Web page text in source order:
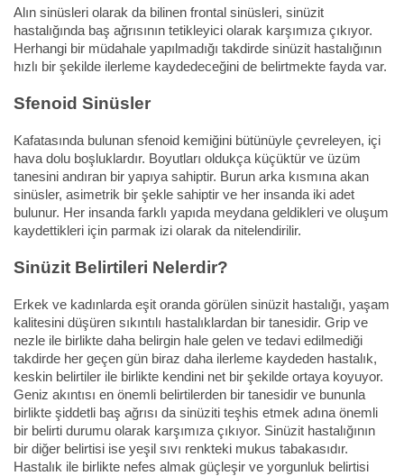
Alın sinüsleri olarak da bilinen frontal sinüsleri, sinüzit
hastalığında baş ağrısının tetikleyici olarak karşımıza çıkıyor.
Herhangi bir müdahale yapılmadığı takdirde sinüzit hastalığının
hızlı bir şekilde ilerleme kaydedeceğini de belirtmekte fayda var.
Sfenoid Sinüsler
Kafatasında bulunan sfenoid kemiğini bütünüyle çevreleyen, içi
hava dolu boşluklardır. Boyutları oldukça küçüktür ve üzüm
tanesini andıran bir yapıya sahiptir. Burun arka kısmına akan
sinüsler, asimetrik bir şekle sahiptir ve her insanda iki adet
bulunur. Her insanda farklı yapıda meydana geldikleri ve oluşum
kaydettikleri için parmak izi olarak da nitelendirilir.
Sinüzit Belirtileri Nelerdir?
Erkek ve kadınlarda eşit oranda görülen sinüzit hastalığı, yaşam
kalitesini düşüren sıkıntılı hastalıklardan bir tanesidir. Grip ve
nezle ile birlikte daha belirgin hale gelen ve tedavi edilmediği
takdirde her geçen gün biraz daha ilerleme kaydeden hastalık,
keskin belirtiler ile birlikte kendini net bir şekilde ortaya koyuyor.
Geniz akıntısı en önemli belirtilerden bir tanesidir ve bununla
birlikte şiddetli baş ağrısı da sinüziti teşhis etmek adına önemli
bir belirti durumu olarak karşımıza çıkıyor. Sinüzit hastalığının
bir diğer belirtisi ise yeşil sıvı renkteki mukus tabakasıdır.
Hastalık ile birlikte nefes almak güçleşir ve yorgunluk belirtisi